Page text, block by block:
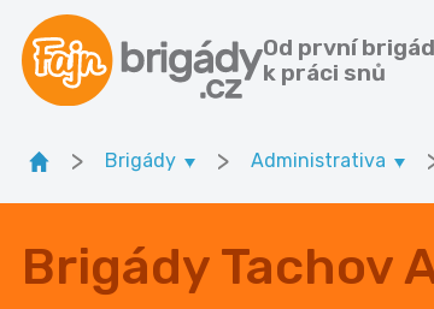
Od první
k práci snů
> Brigády > Administrativa
Brigády Tachov